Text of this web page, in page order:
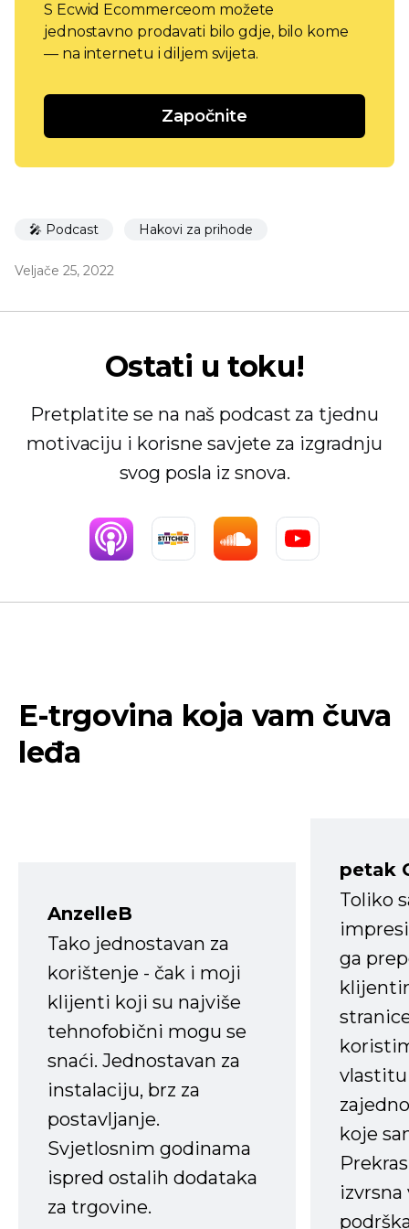
S Ecwid Ecommerceom možete
jednostavno prodavati bilo gdje, bilo kome
— na internetu i diljem svijeta.
Započnite
🎤 Podcast Hakovi za prihode
Veljače 25, 2022
Ostati u toku!
Pretplatite se na naš podcast za tjednu
motivaciju i korisne savjete za izgradnju
svog posla iz snova.
E-trgovina koja vam čuva
leđa
AnzelleB
Tako jednostavan za
korištenje - čak i moji
klijenti koji su najviše
tehnofobični mogu se
snaći. Jednostavan za
instalaciju, brz za
postavljanje.
Svjetlosnim godinama
ispred ostalih dodataka
za trgovine.
petak
Toliko
ga
koje